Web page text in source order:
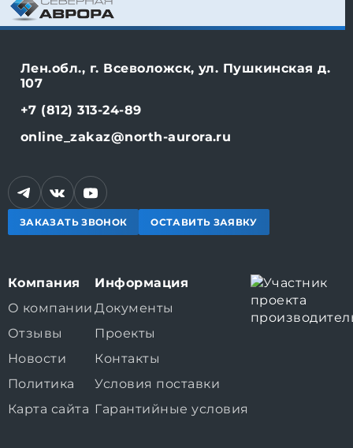
Лен.обл., г. Всеволожск, ул. Пушкинская д.
107
+7 (812) 313-24-89
online_zakaz@north-aurora.ru
ЗАКАЗАТЬ ЗВОНОК ОСТАВИТЬ ЗАЯВКУ
Компания
О компании
Отзывы
Новости
Политика
Карта сайта
Информация
Документы
Проекты
Контакты
Условия поставки
Гарантийные условия